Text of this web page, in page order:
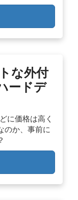
な外付
ードデ
に価格は高く
のか、事前に